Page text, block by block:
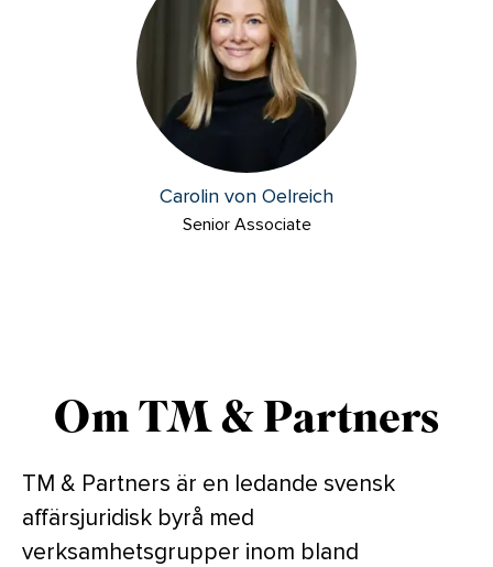
Carolin von Oelreich
Senior Associate
Om TM & Partners
TM & Partners är en ledande svensk
affärsjuridisk byrå med
verksamhetsgrupper inom bland